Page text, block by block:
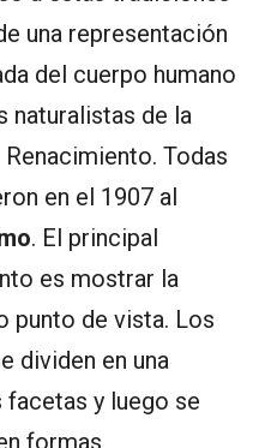
una representación
del cuerpo humano
naturalistas de la
Todas
en el 1907 al
. El principal
es mostrar la
punto de vista. Los
dividen en una
y luego se
formas